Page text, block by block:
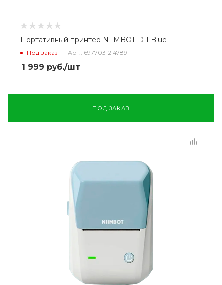
Портативный принтер NIIMBOT D11 Blue
Под заказ Арт.: 6977031214789
1 999 руб./шт
ПОД ЗАКАЗ